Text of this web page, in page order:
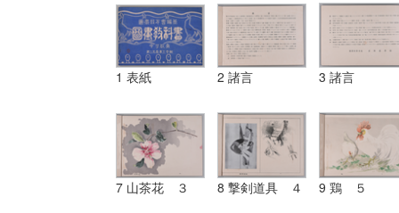
1 表紙 2 諸言 3 諸言
7 山茶花 ３ 8 撃剣道具 ４ 9 鶏 ５